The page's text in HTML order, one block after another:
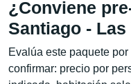
¿Conviene
Santiago - Las
Evalúa este paquete
confirmar: precio por